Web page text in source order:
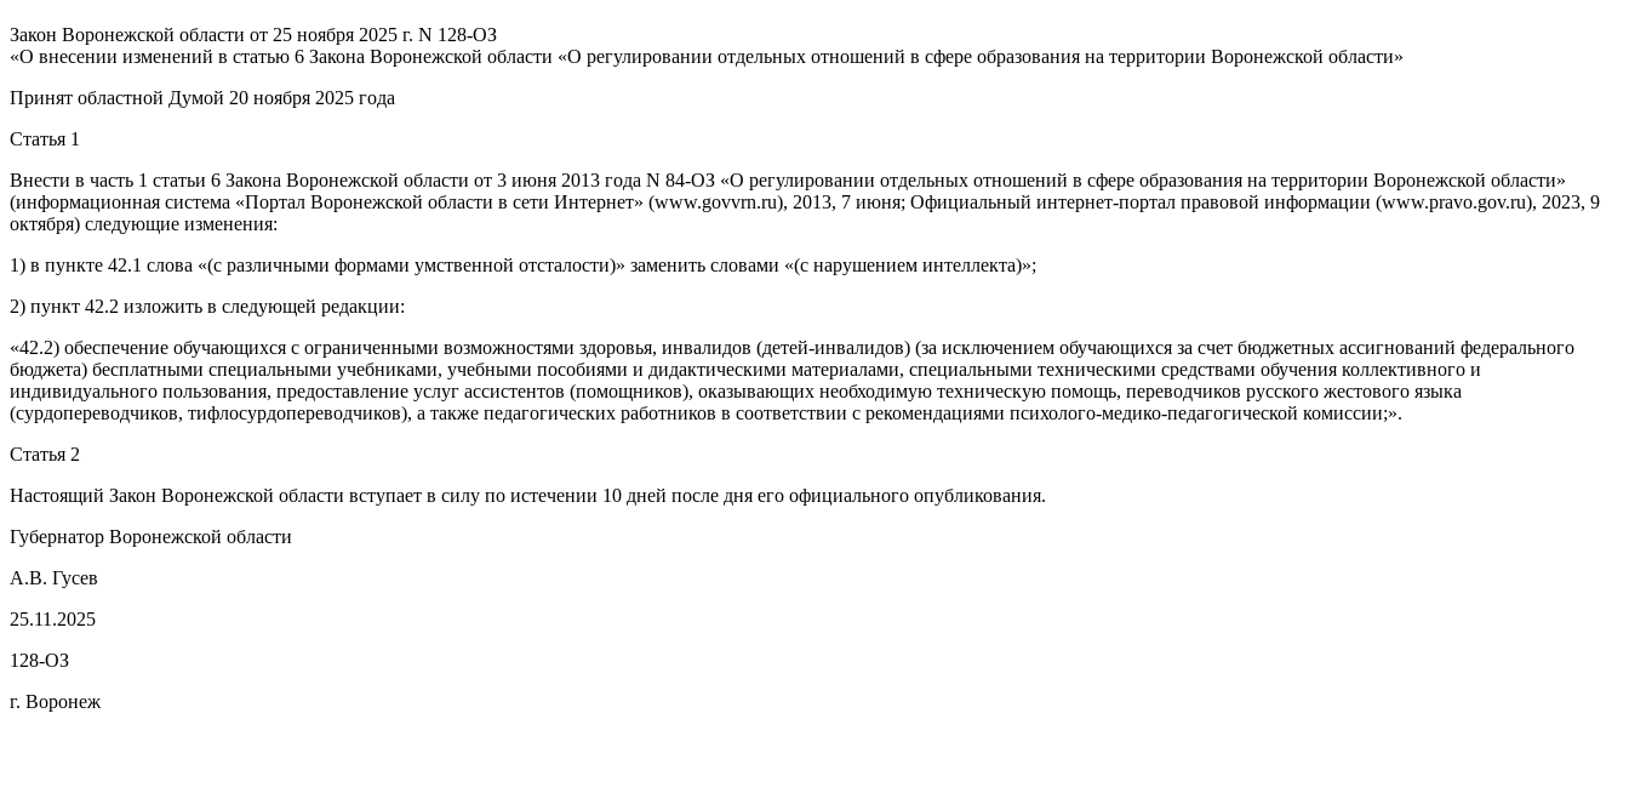
Закон Воронежской области от 25 ноября 2025 г. N 128-ОЗ
«О внесении изменений в статью 6 Закона Воронежской области «О регулировании отдельных отношений в сфере образования на территории Воронежской области»
Принят областной Думой 20 ноября 2025 года
Статья 1
Внести в часть 1 статьи 6 Закона Воронежской области от 3 июня 2013 года N 84-ОЗ «О регулировании отдельных отношений в сфере образования на территории Воронежской области»
(информационная система «Портал Воронежской области в сети Интернет» (www.govvrn.ru), 2013, 7 июня; Официальный интернет-портал правовой информации (www.pravo.gov.ru), 2023, 9
октября) следующие изменения:
1) в пункте 42.1 слова «(с различными формами умственной отсталости)» заменить словами «(с нарушением интеллекта)»;
2) пункт 42.2 изложить в следующей редакции:
«42.2) обеспечение обучающихся с ограниченными возможностями здоровья, инвалидов (детей-инвалидов) (за исключением обучающихся за счет бюджетных ассигнований федерального
бюджета) бесплатными специальными учебниками, учебными пособиями и дидактическими материалами, специальными техническими средствами обучения коллективного и
индивидуального пользования, предоставление услуг ассистентов (помощников), оказывающих необходимую техническую помощь, переводчиков русского жестового языка
(сурдопереводчиков, тифлосурдопереводчиков), а также педагогических работников в соответствии с рекомендациями психолого-медико-педагогической комиссии;».
Статья 2
Настоящий Закон Воронежской области вступает в силу по истечении 10 дней после дня его официального опубликования.
Губернатор Воронежской области
А.В. Гусев
25.11.2025
128-ОЗ
г. Воронеж